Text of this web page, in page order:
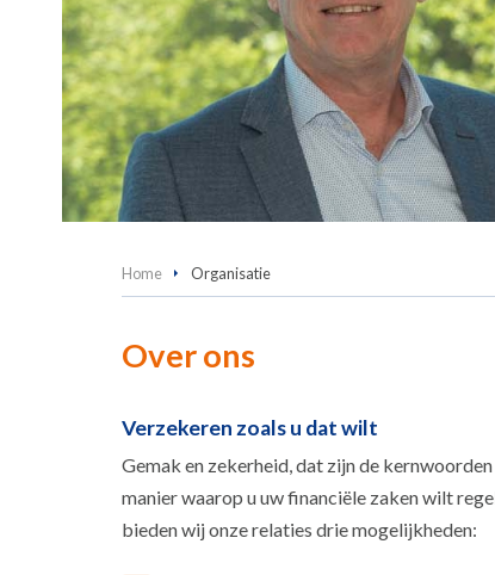
Home Organisatie
Over ons
Verzekeren zoals u dat wilt
Gemak en zekerheid, dat zijn de
manier waarop u uw financiële zaken wilt
bieden wij onze relaties drie mogelijkheden: